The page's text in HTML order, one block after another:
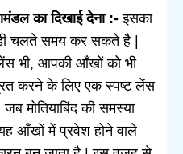
का दिखाई देना :- इसका
चलते समय कर सकते है |
भी, आपकी आँखों को भी
करने के लिए एक स्पष्ट लेंस
मोतियाबिंद की समस्या
आँखों में प्रवेश होने वाले